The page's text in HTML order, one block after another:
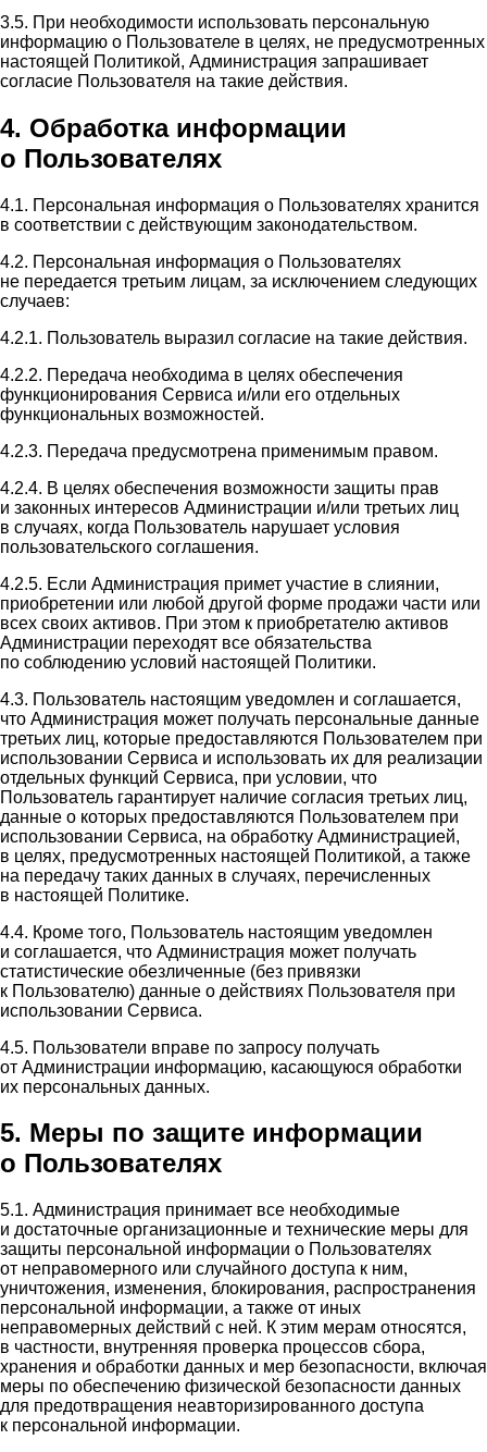
3.5. При необходимости использовать персональную
информацию о Пользователе в целях, не предусмотренных
настоящей Политикой, Администрация запрашивает
согласие Пользователя на такие действия.
4. Обработка информации
о Пользователях
4.1. Персональная информация о Пользователях хранится
в соответствии с действующим законодательством.
4.2. Персональная информация о Пользователях
не передается третьим лицам, за исключением следующих
случаев:
4.2.1. Пользователь выразил согласие на такие действия.
4.2.2. Передача необходима в целях обеспечения
функционирования Сервиса и/или его отдельных
функциональных возможностей.
4.2.3. Передача предусмотрена применимым правом.
4.2.4. В целях обеспечения возможности защиты прав
и законных интересов Администрации и/или третьих лиц
в случаях, когда Пользователь нарушает условия
пользовательского соглашения.
4.2.5. Если Администрация примет участие в слиянии,
приобретении или любой другой форме продажи части или
всех своих активов. При этом к приобретателю активов
Администрации переходят все обязательства
по соблюдению условий настоящей Политики.
4.3. Пользователь настоящим уведомлен и соглашается,
что Администрация может получать персональные данные
третьих лиц, которые предоставляются Пользователем при
использовании Сервиса и использовать их для реализации
отдельных функций Сервиса, при условии, что
Пользователь гарантирует наличие согласия третьих лиц,
данные о которых предоставляются Пользователем при
использовании Сервиса, на обработку Администрацией,
в целях, предусмотренных настоящей Политикой, а также
на передачу таких данных в случаях, перечисленных
в настоящей Политике.
4.4. Кроме того, Пользователь настоящим уведомлен
и соглашается, что Администрация может получать
статистические обезличенные (без привязки
к Пользователю) данные о действиях Пользователя при
использовании Сервиса.
4.5. Пользователи вправе по запросу получать
от Администрации информацию, касающуюся обработки
их персональных данных.
5. Меры по защите информации
о Пользователях
5.1. Администрация принимает все необходимые
и достаточные организационные и технические меры для
защиты персональной информации о Пользователях
от неправомерного или случайного доступа к ним,
уничтожения, изменения, блокирования, распространения
персональной информации, а также от иных
неправомерных действий с ней. К этим мерам относятся,
в частности, внутренняя проверка процессов сбора,
хранения и обработки данных и мер безопасности, включая
меры по обеспечению физической безопасности данных
для предотвращения неавторизированного доступа
к персональной информации.